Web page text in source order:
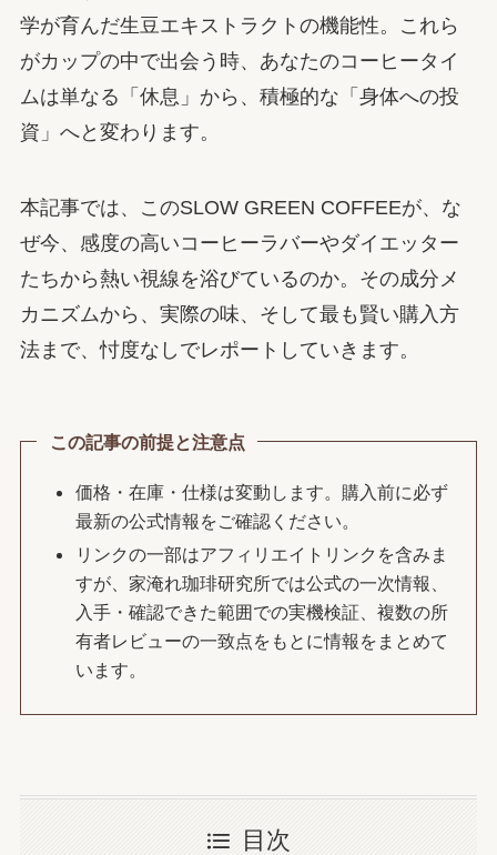
学が育んだ生豆エキストラクトの機能性。これら
がカップの中で出会う時、あなたのコーヒータイ
ムは単なる「休息」から、積極的な「身体への投
資」へと変わります。
本記事では、このSLOW GREEN COFFEEが、な
ぜ今、感度の高いコーヒーラバーやダイエッター
たちから熱い視線を浴びているのか。その成分メ
カニズムから、実際の味、そして最も賢い購入方
法まで、忖度なしでレポートしていきます。
この記事の前提と注意点
価格・在庫・仕様は変動します。購入前に必ず
最新の公式情報をご確認ください。
リンクの一部はアフィリエイトリンクを含みま
すが、家淹れ珈琲研究所では公式の一次情報、
入手・確認できた範囲での実機検証、複数の所
有者レビューの一致点をもとに情報をまとめて
います。
目次